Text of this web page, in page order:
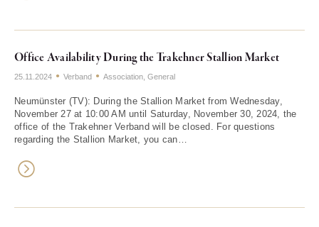
Office Availability During the Trakehner Stallion Market
25.11.2024 Verband Association General
Neumünster (TV): During the Stallion Market from Wednesday,
November 27 at 10:00 AM until Saturday, November 30, 2024, the
office of the Trakehner Verband will be closed. For questions
regarding the Stallion Market, you can…